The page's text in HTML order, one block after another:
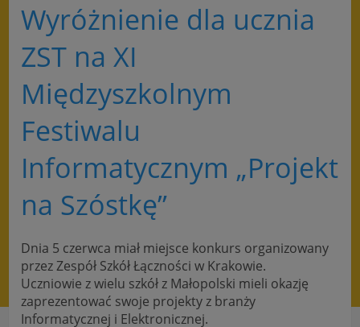
Wyróżnienie dla ucznia
ZST na XI
Międzyszkolnym
Festiwalu
Informatycznym „Projekt
na Szóstkę”
Dnia 5 czerwca miał miejsce konkurs organizowany
przez Zespół Szkół Łączności w Krakowie.
Uczniowie z wielu szkół z Małopolski mieli okazję
zaprezentować swoje projekty z branży
Informatycznej i Elektronicznej.